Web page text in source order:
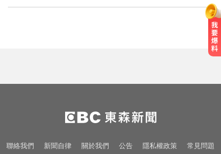
聯絡我們 新聞自律 關於我們 公告 隱私權政策 常見問題